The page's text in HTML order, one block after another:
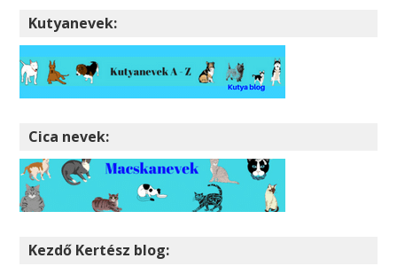
Kutyanevek:
Cica nevek:
Kezdő Kertész blog: